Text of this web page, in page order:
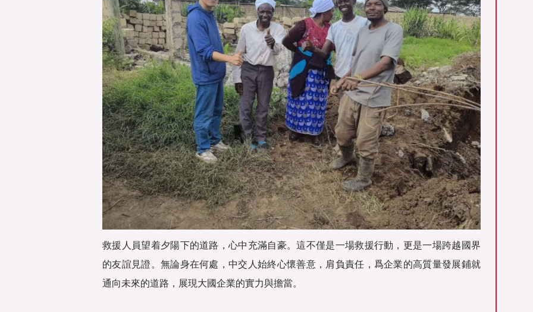
救援人員望着夕陽下的道路，心中充滿自豪。這不僅是一場救援行動，更是一場跨越國界
的友誼見證。無論身在何處，中交人始終心懷善意，肩負責任，爲企業的高質量發展鋪就
通向未來的道路，展現大國企業的實力與擔當。